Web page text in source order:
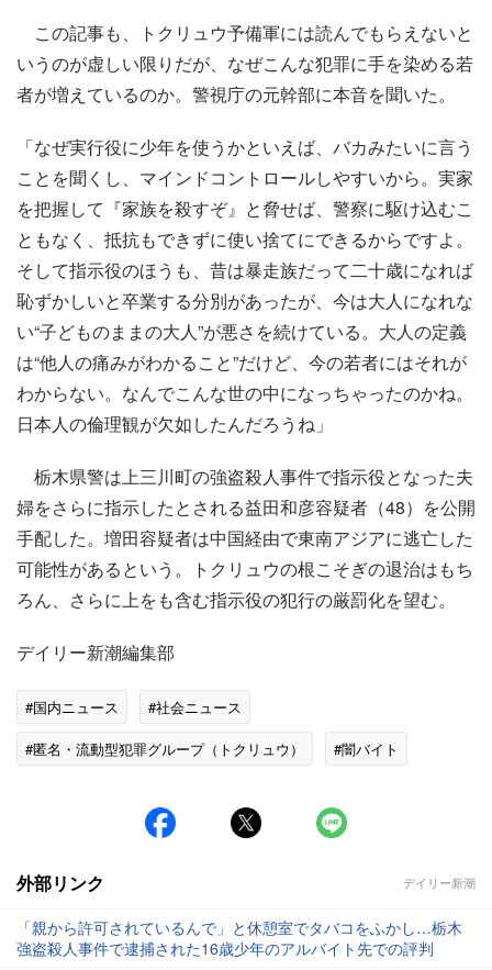
この記事も、トクリュウ予備軍には読んでもらえないと
いうのが虚しい限りだが、なぜこんな犯罪に手を染める若
者が増えているのか。警視庁の元幹部に本音を聞いた。
「なぜ実行役に少年を使うかといえば、バカみたいに言う
ことを聞くし、マインドコントロールしやすいから。実家
を把握して『家族を殺すぞ』と脅せば、警察に駆け込むこ
ともなく、抵抗もできずに使い捨てにできるからですよ。
そして指示役のほうも、昔は暴走族だって二十歳になれば
恥ずかしいと卒業する分別があったが、今は大人になれな
い“子どものままの大人”が悪さを続けている。大人の定義
は“他人の痛みがわかること”だけど、今の若者にはそれが
わからない。なんでこんな世の中になっちゃったのかね。
日本人の倫理観が欠如したんだろうね」
栃木県警は上三川町の強盗殺人事件で指示役となった夫
婦をさらに指示したとされる益田和彦容疑者（48）を公開
手配した。増田容疑者は中国経由で東南アジアに逃亡した
可能性があるという。トクリュウの根こそぎの退治はもち
ろん、さらに上をも含む指示役の犯行の厳罰化を望む。
デイリー新潮編集部
#国内ニュース
#社会ニュース
#匿名・流動型犯罪グループ（トクリュウ）
#闇バイト
外部リンク デイリー新潮
「親から許可されているんで」と休憩室でタバコをふかし…栃木
強盗殺人事件で逮捕された16歳少年のアルバイト先での評判